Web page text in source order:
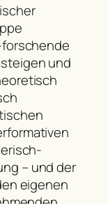
und
– und der
eigenen